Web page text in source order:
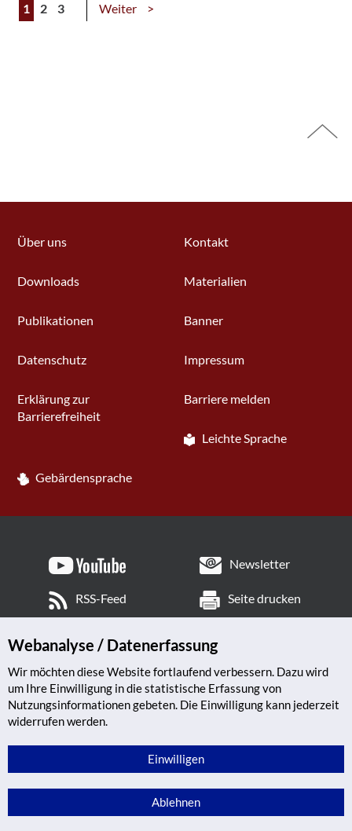
1 2 3 Weiter
Über uns Kontakt
Downloads Materialien
Publikationen Banner
Datenschutz Impressum
Erklärung zur
Barrierefreiheit
Barriere melden
Leichte Sprache
Gebärdensprache
Newsletter
RSS-Feed Seite drucken
Webanalyse / Datenerfassung
Wir möchten diese Website fortlaufend verbessern. Dazu wird
um Ihre Einwilligung in die statistische Erfassung von
Nutzungsinformationen gebeten. Die Einwilligung kann jederzeit
widerrufen werden.
Einwilligen
Ablehnen